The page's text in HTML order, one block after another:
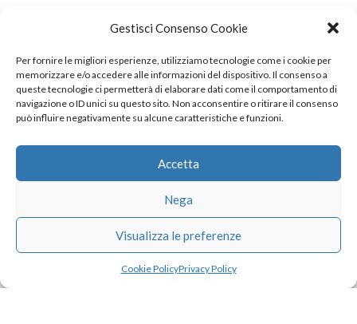
Gestisci Consenso Cookie
Per fornire le migliori esperienze, utilizziamo tecnologie come i cookie per
memorizzare e/o accedere alle informazioni del dispositivo. Il consenso a
queste tecnologie ci permetterà di elaborare dati come il comportamento di
navigazione o ID unici su questo sito. Non acconsentire o ritirare il consenso
può influire negativamente su alcune caratteristiche e funzioni.
Accetta
Nega
Visualizza le preferenze
Cookie PolicyPrivacy Policy
COPYRIGHT
© TheArchitecturalPost 2024
SOCIAL NETWORK
facebookinstagram